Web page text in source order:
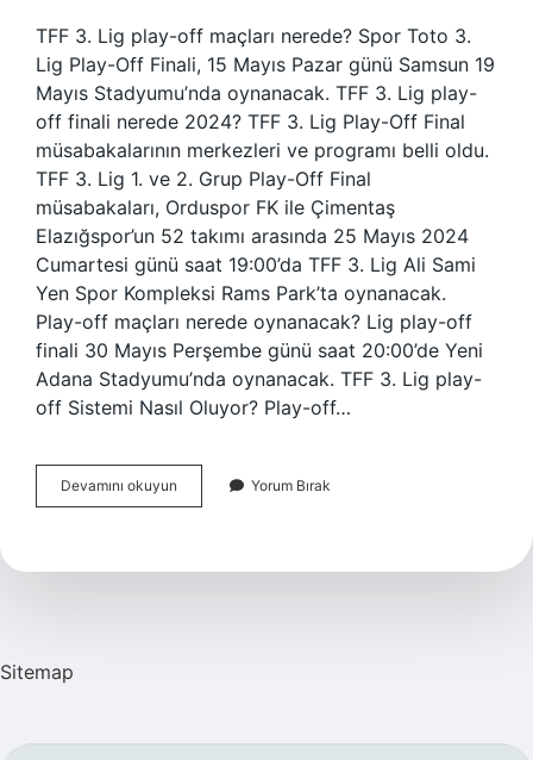
TFF 3. Lig play-off maçları nerede? Spor Toto 3.
Lig Play-Off Finali, 15 Mayıs Pazar günü Samsun 19
Mayıs Stadyumu’nda oynanacak. TFF 3. Lig play-
off finali nerede 2024? TFF 3. Lig Play-Off Final
müsabakalarının merkezleri ve programı belli oldu.
TFF 3. Lig 1. ve 2. Grup Play-Off Final
müsabakaları, Orduspor FK ile Çimentaş
Elazığspor’un 52 takımı arasında 25 Mayıs 2024
Cumartesi günü saat 19:00’da TFF 3. Lig Ali Sami
Yen Spor Kompleksi Rams Park’ta oynanacak.
Play-off maçları nerede oynanacak? Lig play-off
finali 30 Mayıs Perşembe günü saat 20:00’de Yeni
Adana Stadyumu’nda oynanacak. TFF 3. Lig play-
off Sistemi Nasıl Oluyor? Play-off…
Devamını okuyun
Lig
Yorum Bırak
Sitemap